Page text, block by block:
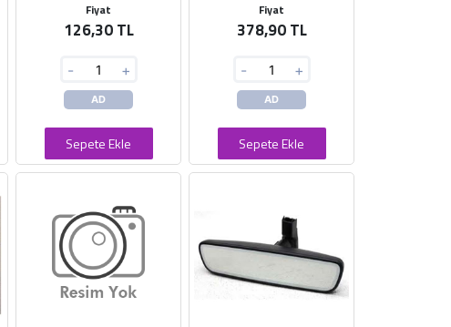
Fiyat
126,30 TL
- +
AD
Sepete Ekle
Fiyat
378,90 TL
- +
AD
Sepete Ekle